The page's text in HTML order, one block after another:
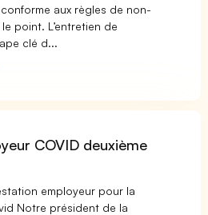
aux règles de non-
point. L’entretien de
clé d...
COVID deuxième
employeur pour la
Notre président de la